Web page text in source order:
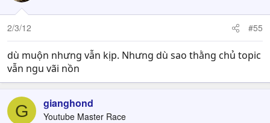
2/3/12 #55
dù muộn nhưng vẫn kịp. Nhưng dù sao thằng chủ topic
vẫn ngu vãi nồn
G gianghond
Youtube Master Race